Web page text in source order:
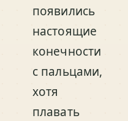
появились
настоящие
конечности
с пальцами,
хотя
плавать